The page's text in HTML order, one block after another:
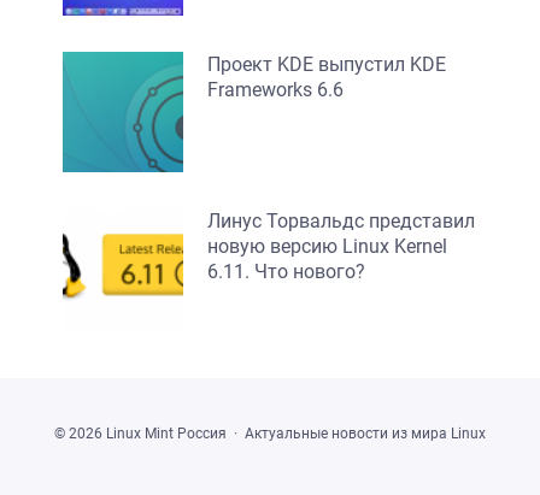
Проект KDE выпустил KDE
Frameworks 6.6
Линус Торвальдс представил
новую версию Linux Kernel
6.11. Что нового?
© 2026 Linux Mint Россия · Актуальные новости из мира Linux